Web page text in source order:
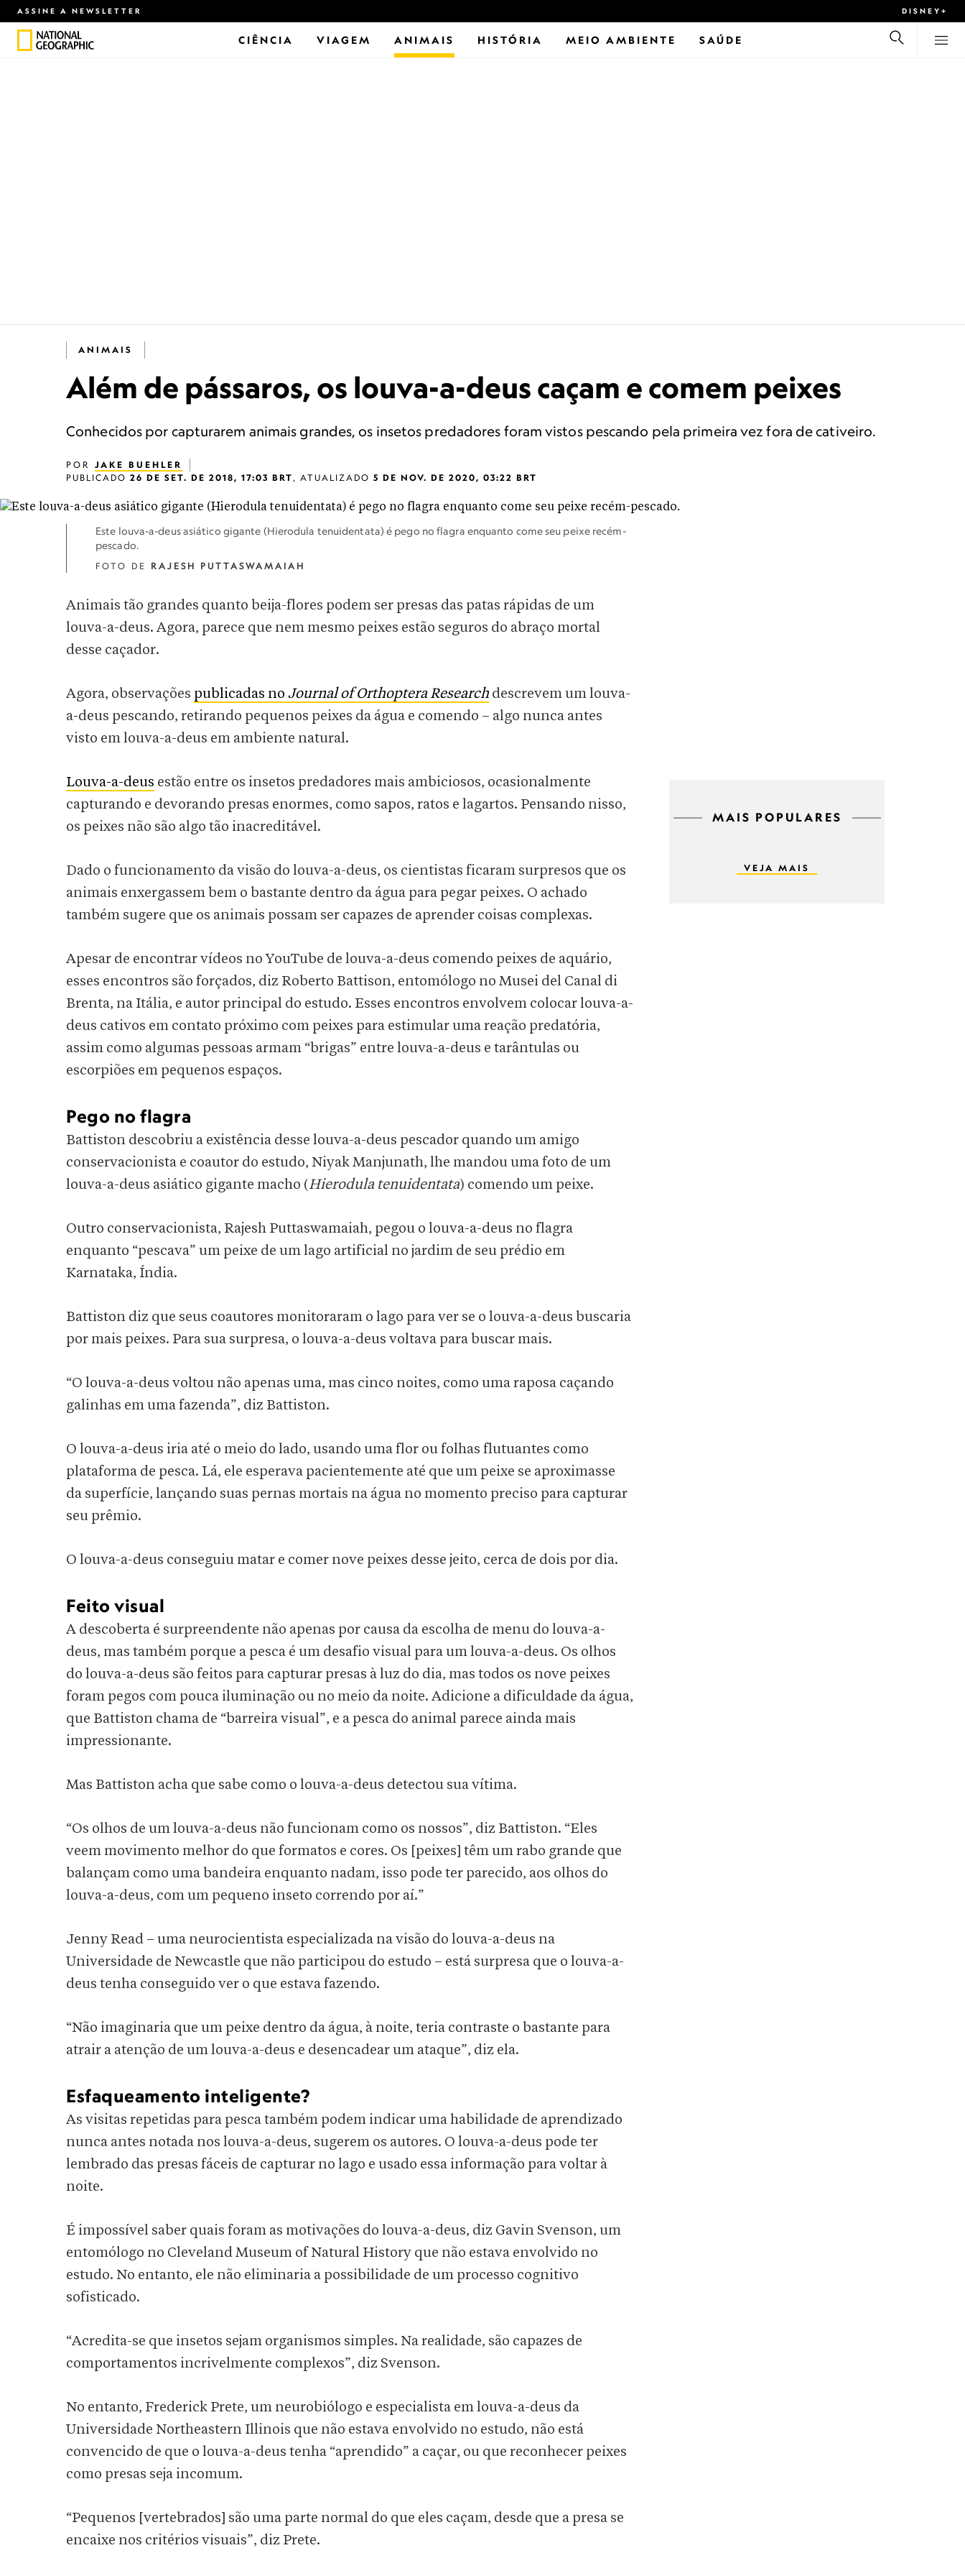
ASSINE A NEWSLETTER DISNEY+
CIÊNCIA VIAGEM ANIMAIS HISTÓRIA MEIO AMBIENTE SAÚDE
ANIMAIS
Além de pássaros, os louva-a-deus caçam e comem peixes
Conhecidos por capturarem animais grandes, os insetos predadores foram vistos pescando pela primeira vez fora de cativeiro.
POR JAKE BUEHLER
PUBLICADO 26 DE SET. DE 2018, 17:03 BRT, ATUALIZADO 5 DE NOV. DE 2020, 03:22 BRT
Este louva-a-deus asiático gigante (Hierodula tenuidentata) é pego no flagra enquanto come seu peixe recém-
pescado.
FOTO DE RAJESH PUTTASWAMAIAH
Animais tão grandes quanto beija-flores podem ser presas das patas rápidas de um
louva-a-deus. Agora, parece que nem mesmo peixes estão seguros do abraço mortal
desse caçador.
Agora, observações publicadas no Journal of Orthoptera Research descrevem um louva-
a-deus pescando, retirando pequenos peixes da água e comendo – algo nunca antes
visto em louva-a-deus em ambiente natural.
Louva-a-deus estão entre os insetos predadores mais ambiciosos, ocasionalmente
capturando e devorando presas enormes, como sapos, ratos e lagartos. Pensando nisso,
os peixes não são algo tão inacreditável.
Dado o funcionamento da visão do louva-a-deus, os cientistas ficaram surpresos que os
animais enxergassem bem o bastante dentro da água para pegar peixes. O achado
também sugere que os animais possam ser capazes de aprender coisas complexas.
Apesar de encontrar vídeos no YouTube de louva-a-deus comendo peixes de aquário,
esses encontros são forçados, diz Roberto Battison, entomólogo no Musei del Canal di
Brenta, na Itália, e autor principal do estudo. Esses encontros envolvem colocar louva-a-
deus cativos em contato próximo com peixes para estimular uma reação predatória,
assim como algumas pessoas armam “brigas” entre louva-a-deus e tarântulas ou
escorpiões em pequenos espaços.
Pego no flagra
Battiston descobriu a existência desse louva-a-deus pescador quando um amigo
conservacionista e coautor do estudo, Niyak Manjunath, lhe mandou uma foto de um
louva-a-deus asiático gigante macho (Hierodula tenuidentata) comendo um peixe.
Outro conservacionista, Rajesh Puttaswamaiah, pegou o louva-a-deus no flagra
enquanto “pescava” um peixe de um lago artificial no jardim de seu prédio em
Karnataka, Índia.
Battiston diz que seus coautores monitoraram o lago para ver se o louva-a-deus buscaria
por mais peixes. Para sua surpresa, o louva-a-deus voltava para buscar mais.
“O louva-a-deus voltou não apenas uma, mas cinco noites, como uma raposa caçando
galinhas em uma fazenda”, diz Battiston.
O louva-a-deus iria até o meio do lado, usando uma flor ou folhas flutuantes como
plataforma de pesca. Lá, ele esperava pacientemente até que um peixe se aproximasse
da superfície, lançando suas pernas mortais na água no momento preciso para capturar
seu prêmio.
O louva-a-deus conseguiu matar e comer nove peixes desse jeito, cerca de dois por dia.
Feito visual
A descoberta é surpreendente não apenas por causa da escolha de menu do louva-a-
deus, mas também porque a pesca é um desafio visual para um louva-a-deus. Os olhos
do louva-a-deus são feitos para capturar presas à luz do dia, mas todos os nove peixes
foram pegos com pouca iluminação ou no meio da noite. Adicione a dificuldade da água,
que Battiston chama de “barreira visual”, e a pesca do animal parece ainda mais
impressionante.
Mas Battiston acha que sabe como o louva-a-deus detectou sua vítima.
“Os olhos de um louva-a-deus não funcionam como os nossos”, diz Battiston. “Eles
veem movimento melhor do que formatos e cores. Os [peixes] têm um rabo grande que
balançam como uma bandeira enquanto nadam, isso pode ter parecido, aos olhos do
louva-a-deus, com um pequeno inseto correndo por aí.”
Jenny Read – uma neurocientista especializada na visão do louva-a-deus na
Universidade de Newcastle que não participou do estudo – está surpresa que o louva-a-
deus tenha conseguido ver o que estava fazendo.
“Não imaginaria que um peixe dentro da água, à noite, teria contraste o bastante para
atrair a atenção de um louva-a-deus e desencadear um ataque”, diz ela.
Esfaqueamento inteligente?
As visitas repetidas para pesca também podem indicar uma habilidade de aprendizado
nunca antes notada nos louva-a-deus, sugerem os autores. O louva-a-deus pode ter
lembrado das presas fáceis de capturar no lago e usado essa informação para voltar à
noite.
É impossível saber quais foram as motivações do louva-a-deus, diz Gavin Svenson, um
entomólogo no Cleveland Museum of Natural History que não estava envolvido no
estudo. No entanto, ele não eliminaria a possibilidade de um processo cognitivo
sofisticado.
“Acredita-se que insetos sejam organismos simples. Na realidade, são capazes de
comportamentos incrivelmente complexos”, diz Svenson.
No entanto, Frederick Prete, um neurobiólogo e especialista em louva-a-deus da
Universidade Northeastern Illinois que não estava envolvido no estudo, não está
convencido de que o louva-a-deus tenha “aprendido” a caçar, ou que reconhecer peixes
como presas seja incomum.
“Pequenos [vertebrados] são uma parte normal do que eles caçam, desde que a presa se
encaixe nos critérios visuais”, diz Prete.
MAIS POPULARES
VEJA MAIS